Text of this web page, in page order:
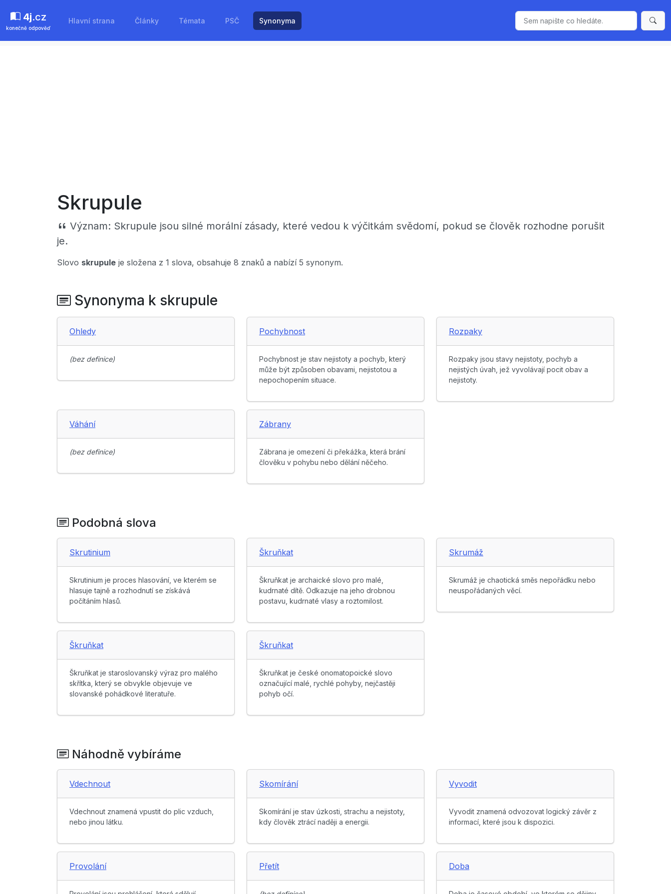
4j.cz
konečně odpověď
Hlavní strana Články Témata PSČ Synonyma
Skrupule
Význam: Skrupule jsou silné morální zásady, které vedou k výčitkám svědomí, pokud se člověk rozhodne porušit
je.
Slovo skrupule je složena z 1 slova, obsahuje 8 znaků a nabízí 5 synonym.
Synonyma k skrupule
Ohledy
(bez definice)
Pochybnost
Pochybnost je stav nejistoty a pochyb, který
může být způsoben obavami, nejistotou a
nepochopením situace.
Rozpaky
Rozpaky jsou stavy nejistoty, pochyb a
nejistých úvah, jež vyvolávají pocit obav a
nejistoty.
Váhání
(bez definice)
Zábrany
Zábrana je omezení či překážka, která brání
člověku v pohybu nebo dělání něčeho.
Podobná slova
Skrutinium
Skrutinium je proces hlasování, ve kterém se
hlasuje tajně a rozhodnutí se získává
počítáním hlasů.
Škruňkat
Škruňkat je archaické slovo pro malé,
kudrnaté dítě. Odkazuje na jeho drobnou
postavu, kudrnaté vlasy a roztomilost.
Skrumáž
Skrumáž je chaotická směs nepořádku nebo
neuspořádaných věcí.
Škruňkat
Škruňkat je staroslovanský výraz pro malého
skřítka, který se obvykle objevuje ve
slovanské pohádkové literatuře.
Škruňkat
Škruňkat je české onomatopoické slovo
označující malé, rychlé pohyby, nejčastěji
pohyb očí.
Náhodně vybíráme
Vdechnout
Vdechnout znamená vpustit do plic vzduch,
nebo jinou látku.
Skomírání
Skomírání je stav úzkosti, strachu a nejistoty,
kdy člověk ztrácí naději a energii.
Vyvodit
Vyvodit znamená odvozovat logický závěr z
informací, které jsou k dispozici.
Provolání Přetít Doba